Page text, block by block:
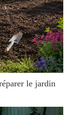
le jardin